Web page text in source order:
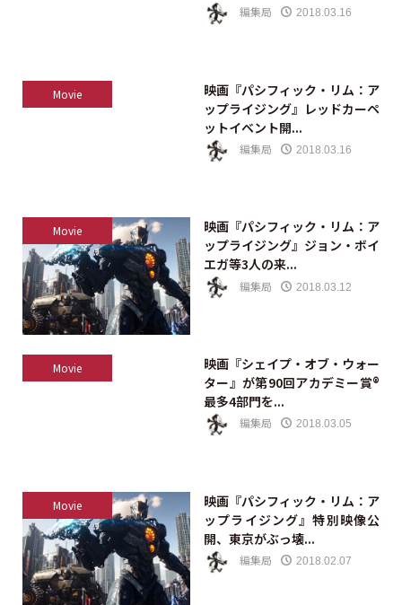
編集局 2018.03.16
Movie
映画『パシフィック・リム：ア
ップライジング』レッドカーペ
ットイベント開...
編集局 2018.03.16
Movie
映画『パシフィック・リム：ア
ップライジング』ジョン・ボイ
エガ等3人の来...
編集局 2018.03.12
Movie
映画『シェイプ・オブ・ウォー
ター』が第90回アカデミー賞®
最多4部門を...
編集局 2018.03.05
Movie
映画『パシフィック・リム：ア
ップライジング』特別映像公
開、東京がぶっ壊...
編集局 2018.02.07